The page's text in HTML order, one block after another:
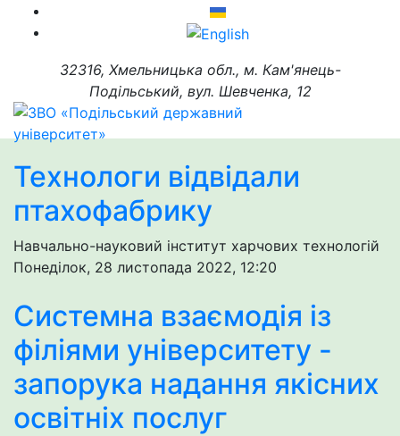
32316, Хмельницька обл., м. Кам'янець-
Подільський, вул. Шевченка, 12
Технологи відвідали
птахофабрику
Навчально-науковий інститут харчових технологій
Понеділок, 28 листопада 2022, 12:20
Системна взаємодія із
філіями університету -
запорука надання якісних
освітніх послуг